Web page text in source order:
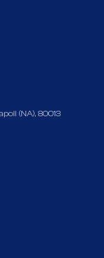
(NA), 80013